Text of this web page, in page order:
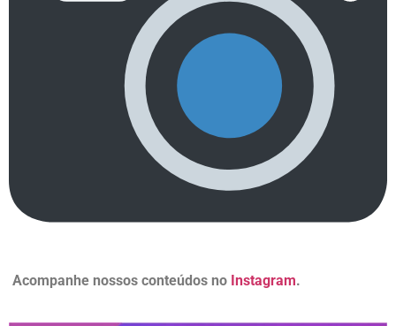
Acompanhe nossos conteúdos no Instagram.